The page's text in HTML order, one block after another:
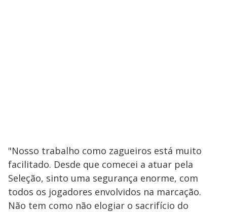
"Nosso trabalho como zagueiros está muito
facilitado. Desde que comecei a atuar pela
Seleção, sinto uma segurança enorme, com
todos os jogadores envolvidos na marcação.
Não tem como não elogiar o sacrifício do